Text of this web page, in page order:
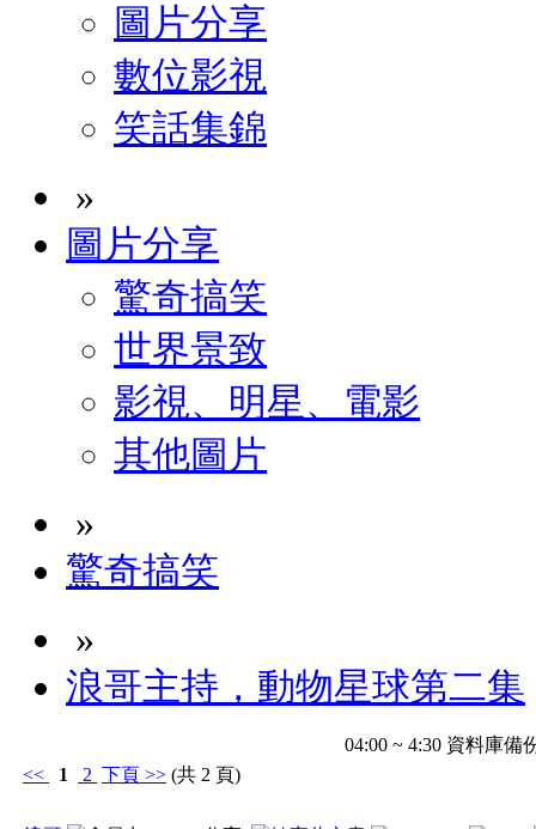
圖片分享
數位影視
笑話集錦
»
圖片分享
驚奇搞笑
世界景致
影視、明星、電影
其他圖片
»
驚奇搞笑
»
浪哥主持，動物星球第二集
04:00 ~ 4:30 資料庫
<<
1 2 下頁 >> (共 2 頁)